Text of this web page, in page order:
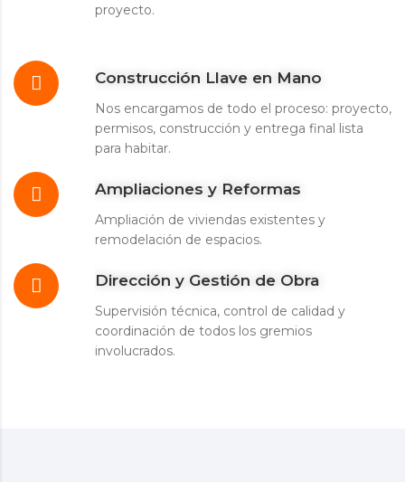
proyecto.
Construcción Llave en Mano
Nos encargamos de todo el proceso: proyecto,
permisos, construcción y entrega final lista
para habitar.
Ampliaciones y Reformas
Ampliación de viviendas existentes y
remodelación de espacios.
Dirección y Gestión de Obra
Supervisión técnica, control de calidad y
coordinación de todos los gremios
involucrados.